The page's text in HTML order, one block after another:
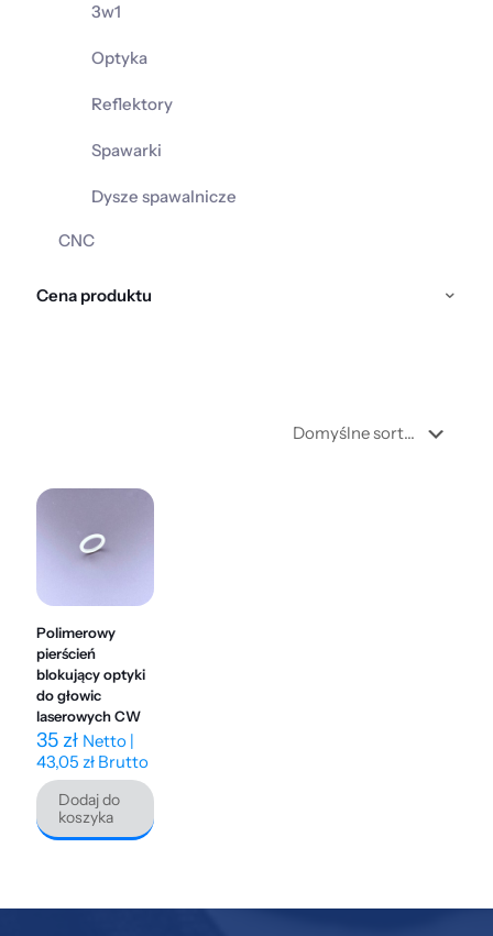
3w1
Optyka
Reflektory
Spawarki
Dysze spawalnicze
CNC
Cena produktu
Polimerowy
pierścień
blokujący optyki
do głowic
laserowych CW
35 zł Netto |
43,05 zł Brutto
Dodaj do
koszyka